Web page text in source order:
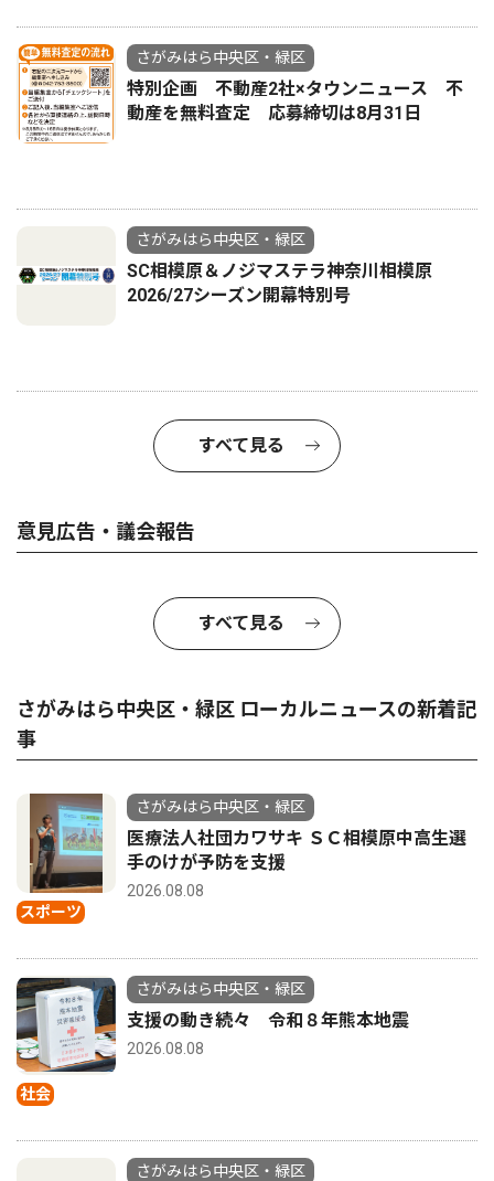
さがみはら中央区・緑区
特別企画 不動産2社×タウンニュース 不
動産を無料査定 応募締切は8月31日
さがみはら中央区・緑区
SC相模原＆ノジマステラ神奈川相模原
2026/27シーズン開幕特別号
すべて見る
意見広告・議会報告
すべて見る
さがみはら中央区・緑区 ローカルニュースの新着記
事
スポーツ
さがみはら中央区・緑区
医療法人社団カワサキ ＳＣ相模原中高生選
手のけが予防を支援
2026.08.08
社会
さがみはら中央区・緑区
支援の動き続々 令和８年熊本地震
2026.08.08
さがみはら中央区・緑区